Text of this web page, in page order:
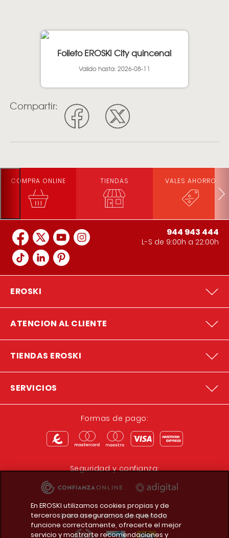
Folleto EROSKI City quincenal
Valido hasta: 2026-08-11
Compartir:
COMPRA ONLINE TIENDAS VALES AHORRO
944 943 444
L-S de 9:00h a 22:00h
EROSKI
ATENCION AL CLIENTE
TIENDAS EROSKI
SERVICIOS
Formas de pago:
Seguridad y confianza:
Premios y reconocimientos:
En EROSKI utilizamos cookies propias y de
terceros para asegurarnos de que todo
funcione correctamente, ofrecerte el mejor
servicio y mostrarte recomendaciones y